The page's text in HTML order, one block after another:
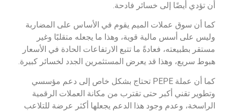
أن تؤدي أيضًا إلى خسائر فادحة.
كما أن سوق عملات الميم يقوم في الأساس على المضاربة
وليس على أسس مالية قوية، وهذا ما يجعله متقلبًا وغير
مستقر بطبيعته، فعادةً ما تتبع الارتفاعات الحادة في الأسعار
هبوط سريع، وهذا قد يعرض المستثمرين الجدد لخسائر كبيرة.
كما أن عملة PEPE تحتاج بشكل خاص إلى دعم مؤسسي
وتطوير تقني أكبر حتى تقترب من مكانة العملات الرقمية
الراسخة، وعدم وجود هذا الدعم يجعلها أكثر عرضة للتلاعب